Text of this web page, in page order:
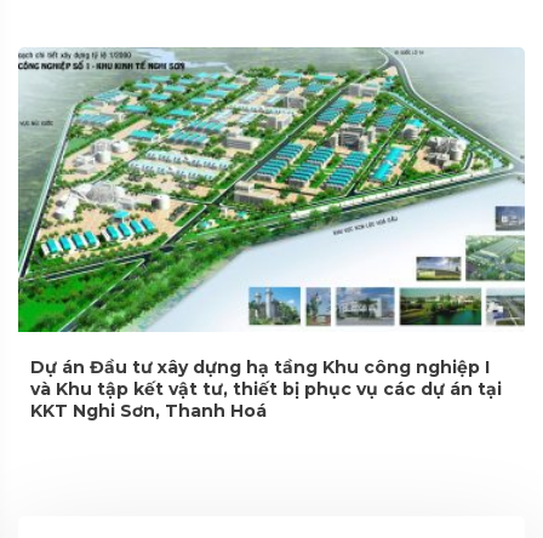
Dự án Đầu tư xây dựng hạ tầng Khu công nghiệp I
và Khu tập kết vật tư, thiết bị phục vụ các dự án tại
KKT Nghi Sơn, Thanh Hoá